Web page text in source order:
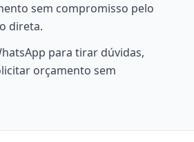
sem compromisso pelo
direta.
para tirar dúvidas,
orçamento sem